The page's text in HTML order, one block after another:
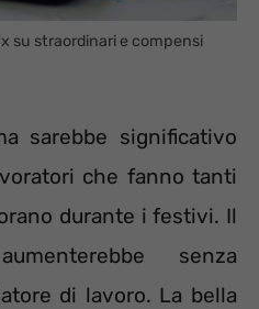
su straordinari e compensi
sarebbe significativo
che fanno tanti
durante i festivi. Il
senza
di lavoro. La bella